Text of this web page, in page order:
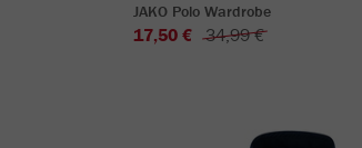
JAKO Polo Wardrobe
17,50 € 34,99 €